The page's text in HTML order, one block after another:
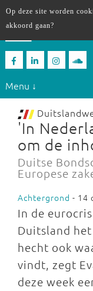
Menu ↓
'In
om de
Duitse
Europese
Achtergrond - 14
In de
Duitsland
hecht ook
vindt, zegt
deze week
Op deze site worden
akkoord gaan?